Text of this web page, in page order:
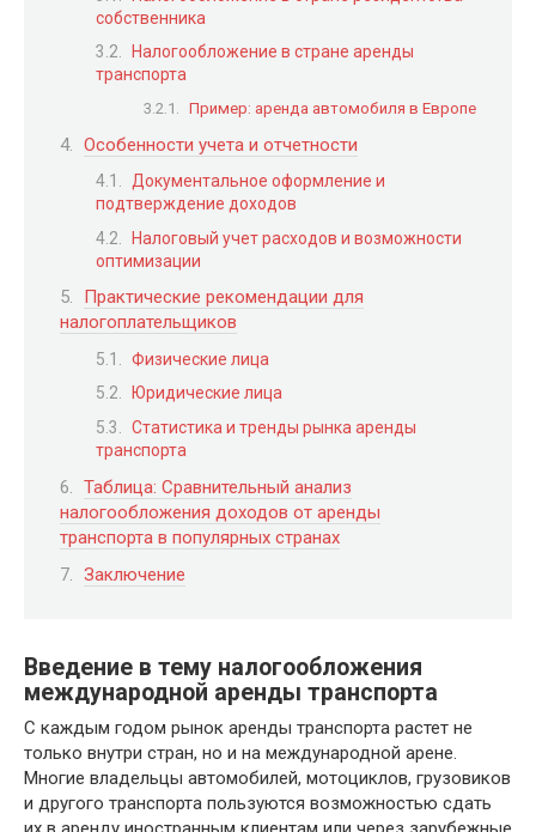
собственника
Налогообложение в стране аренды
транспорта
Пример: аренда автомобиля в Европе
Особенности учета и отчетности
Документальное оформление и
подтверждение доходов
Налоговый учет расходов и возможности
оптимизации
Практические рекомендации для
налогоплательщиков
Физические лица
Юридические лица
Статистика и тренды рынка аренды
транспорта
Таблица: Сравнительный анализ
налогообложения доходов от аренды
транспорта в популярных странах
Заключение
Введение в тему налогообложения
международной аренды транспорта
С каждым годом рынок аренды транспорта растет не
только внутри стран, но и на международной арене.
Многие владельцы автомобилей, мотоциклов, грузовиков
и другого транспорта пользуются возможностью сдать